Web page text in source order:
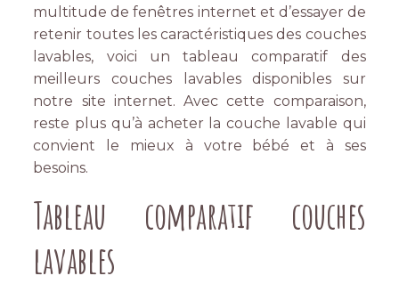
multitude de fenêtres internet et d’essayer de
retenir toutes les caractéristiques des couches
lavables, voici un tableau comparatif des
meilleurs couches lavables disponibles sur
notre site internet. Avec cette comparaison,
reste plus qu’à acheter la couche lavable qui
convient le mieux à votre bébé et à ses
besoins.
Tableau comparatif couches
lavables